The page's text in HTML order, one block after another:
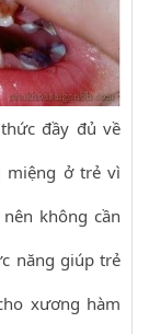
đầy đủ về
miệng ở trẻ vì
không cần
năng giúp trẻ
xương hàm